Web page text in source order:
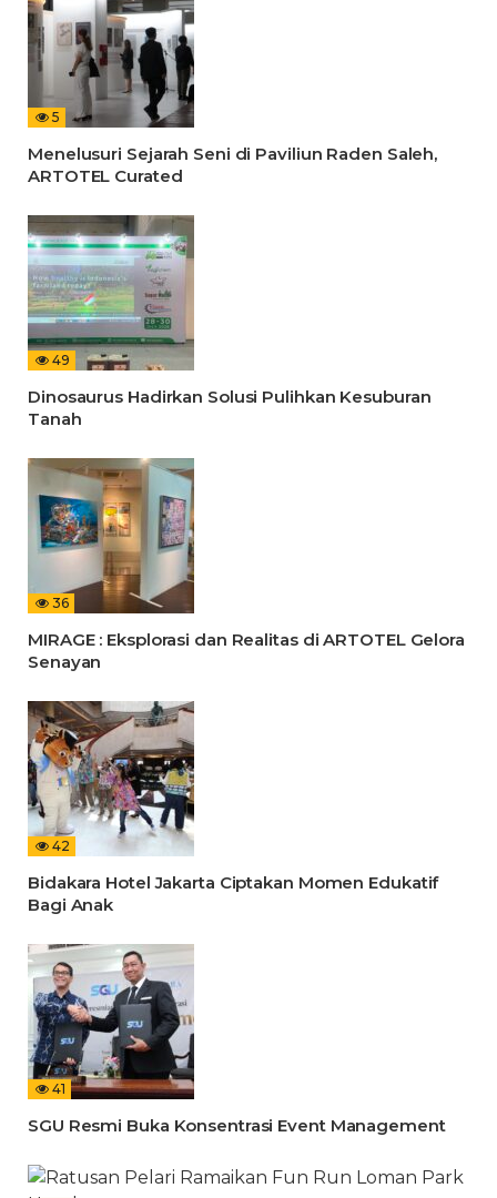
5
Menelusuri Sejarah Seni di Paviliun Raden Saleh,
ARTOTEL Curated
49
Dinosaurus Hadirkan Solusi Pulihkan Kesuburan
Tanah
36
MIRAGE : Eksplorasi dan Realitas di ARTOTEL Gelora
Senayan
42
Bidakara Hotel Jakarta Ciptakan Momen Edukatif
Bagi Anak
41
SGU Resmi Buka Konsentrasi Event Management